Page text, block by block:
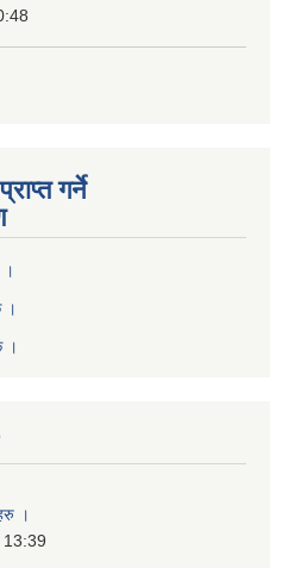
गर्ने
।
।
।
।